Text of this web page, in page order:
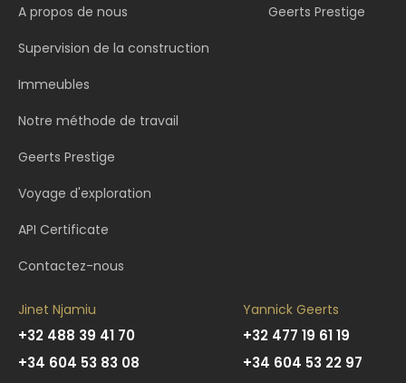
A propos de nous
Supervision de la construction
Immeubles
Notre méthode de travail
Geerts Prestige
Voyage d'exploration
API Certificate
Contactez-nous
Geerts Prestige
Jinet Njamiu
+32 488 39 41 70
+34 604 53 83 08
Yannick Geerts
+32 477 19 61 19
+34 604 53 22 97